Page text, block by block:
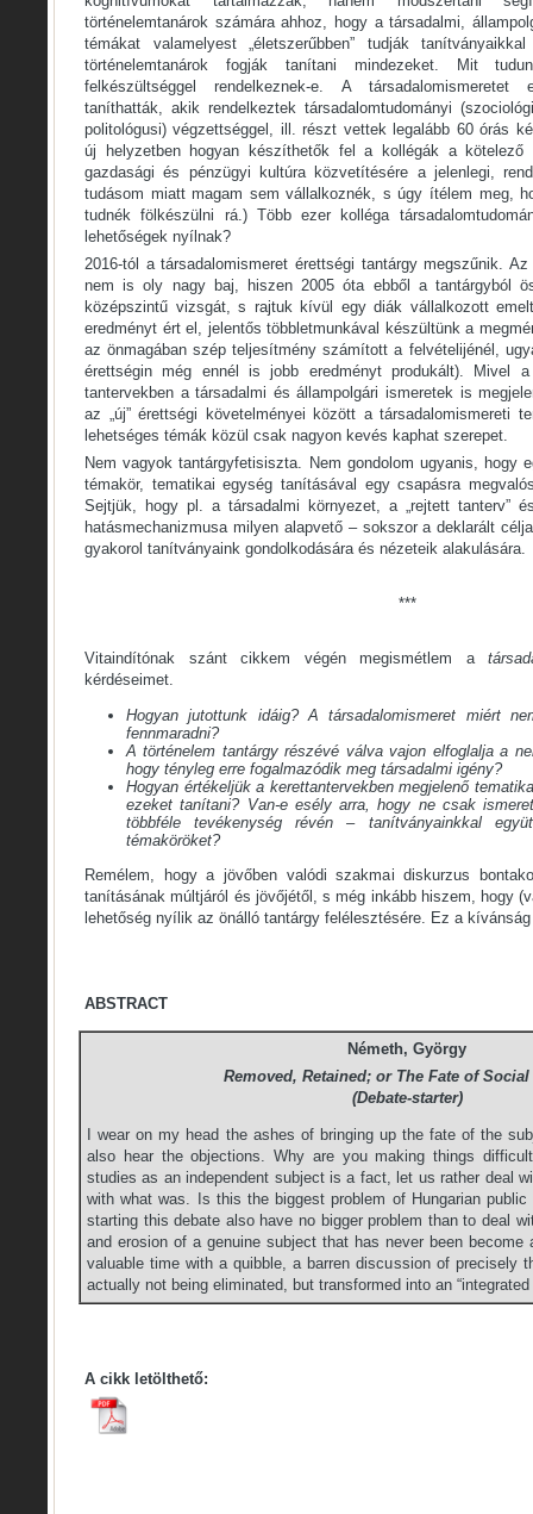
történelemtanárok számára ahhoz, hogy a társadalmi,
témákat valamelyest „életszerűbben” tudják
történelemtanárok fogják tanítani mindezeket. Mit
felkészültséggel rendelkeznek-e. A társadalomismeretet
taníthatták, akik rendelkeztek társadalomtudományi
politológusi) végzettséggel, ill. részt vettek legalább 60 órás
új helyzetben hogyan készíthetők fel a kollégák a kötelező
gazdasági és pénzügyi kultúra közvetítésére a jelenlegi,
tudásom miatt magam sem vállalkoznék, s úgy ítélem meg,
tudnék fölkészülni rá.) Több ezer kolléga
lehetőségek nyílnak?
2016-tól a társadalomismeret érettségi tantárgy megszűnik.
nem is oly nagy baj, hiszen 2005 óta ebből a tantárgyból
középszintű vizsgát, s rajtuk kívül egy diák vállalkozott
eredményt ért el, jelentős többletmunkával készültünk a
az önmagában szép teljesítmény számított a felvételijénél,
érettségin még ennél is jobb eredményt produkált). Mivel
tantervekben a társadalmi és állampolgári ismeretek is
az „új” érettségi követelményei között a társadalomismereti
lehetséges témák közül csak nagyon kevés kaphat szerepet.
Nem vagyok tantárgyfetisiszta. Nem gondolom ugyanis, hogy
témakör, tematikai egység tanításával egy csapásra
Sejtjük, hogy pl. a társadalmi környezet, a „rejtett tanterv”
hatásmechanizmusa milyen alapvető – sokszor a deklarált
gyakorol tanítványaink gondolkodására és nézeteik alakulására.
***
Vitaindítónak szánt cikkem végén megismétlem a
kérdéseimet.
Hogyan jutottunk idáig? A társadalomismeret miért
fennmaradni?
A történelem tantárgy részévé válva vajon elfoglalja a
hogy tényleg erre fogalmazódik meg társadalmi igény?
Hogyan értékeljük a kerettantervekben megjelenő
ezeket tanítani? Van-e esély arra, hogy ne csak
többféle tevékenység révén – tanítványainkkal
témaköröket?
Remélem, hogy a jövőben valódi szakmai diskurzus
tanításának múltjáról és jövőjétől, s még inkább hiszem, hogy
lehetőség nyílik az önálló tantárgy felélesztésére. Ez a kívánság
ABSTRACT
Németh, György
Removed, Retained; or The Fate of
(Debate-starter)
I wear on my head the ashes of bringing up the fate of the
also hear the objections. Why are you making things
studies as an independent subject is a fact, let us rather deal
with what was. Is this the biggest problem of Hungarian public
starting this debate also have no bigger problem than to deal
and erosion of a genuine subject that has never been become
valuable time with a quibble, a barren discussion of precisely
actually not being eliminated, but transformed into an “integrated
A cikk letölthető: